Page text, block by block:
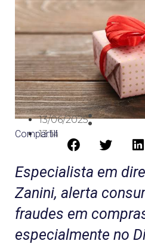
13/06/2025
13:14
Compartilhe:
Especialista em
Zanini, alerta
fraudes em
especialmente no